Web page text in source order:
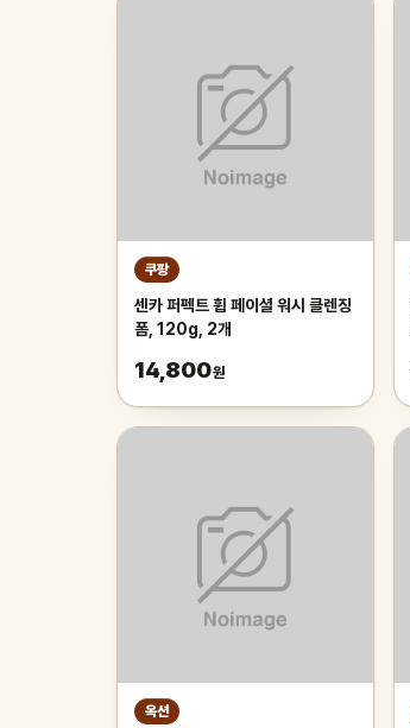
쿠팡
센카 퍼펙트 휩 페이셜 워시 클렌징
폼, 120g, 2개
14,800원
옥션